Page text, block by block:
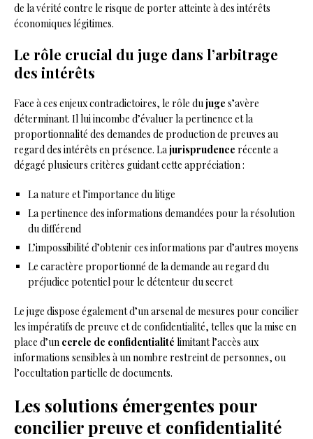
de la vérité contre le risque de porter atteinte à des intérêts
économiques légitimes.
Le rôle crucial du juge dans l’arbitrage
des intérêts
Face à ces enjeux contradictoires, le rôle dujuge s’avère
déterminant. Il lui incombe d’évaluer la pertinence et la
proportionnalité des demandes de production de preuves au
regard des intérêts en présence. La jurisprudence récente a
dégagé plusieurs critères guidant cette appréciation :
La nature et l’importance du litige
La pertinence des informations demandées pour la résolution
du différend
L’impossibilité d’obtenir ces informations par d’autres moyens
Le caractère proportionné de la demande au regard du
préjudice potentiel pour le détenteur du secret
Le juge dispose également d’un arsenal de mesures pour concilier
les impératifs de preuve et de confidentialité, telles que la mise en
place d’un cercle de confidentialité limitant l’accès aux
informations sensibles à un nombre restreint de personnes, ou
l’occultation partielle de documents.
Les solutions émergentes pour
concilier preuve et confidentialité